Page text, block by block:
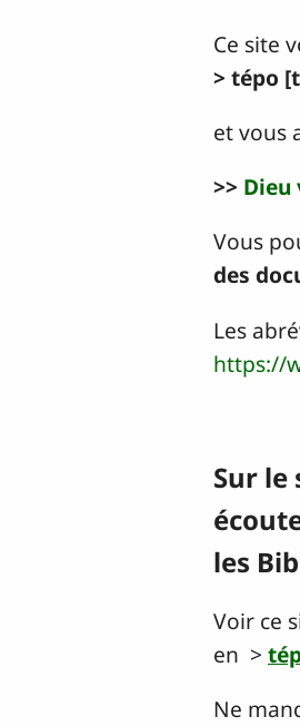
Ce site
> tépo
et vous
>> Dieu
Vous
des
Les
https://
Sur le
les
Voir ce
en >
Ne